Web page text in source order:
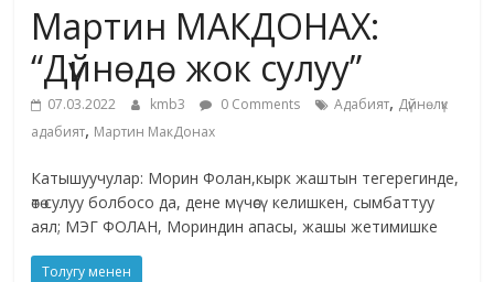
Мартин МАКДОНАХ:
“Дүйнөдө жок сулуу”
07.03.2022 kmb3 0 Comments Адабият, Дүйнөлүк
адабият, Мартин МакДонах
Катышуучулар: Морин Фолан,кырк жаштын тегерегинде,
өтө сулуу болбосо да, дене мүчөсү келишкен, сымбаттуу
аял; МЭГ ФОЛАН, Мориндин апасы, жашы жетимишке
Толугу менен